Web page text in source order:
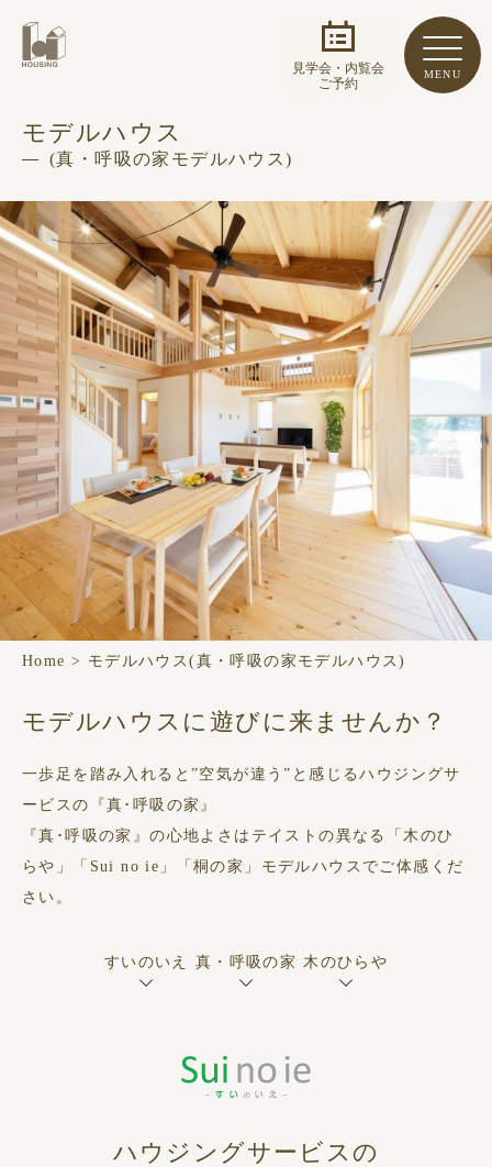
見学会・内覧会
ご予約
MENU
モデルハウス
(真・呼吸の家モデルハウス)
Home > モデルハウス(真・呼吸の家モデルハウス)
モデルハウスに遊びに来ませんか？
一歩足を踏み入れると”空気が違う”と感じるハウジングサ
ービスの『真･呼吸の家』
『真･呼吸の家』の心地よさはテイストの異なる「木のひ
らや」「Sui no ie」「桐の家」モデルハウスでご体感くだ
さい。
すいのいえ 真・呼吸の家 木のひらや
ハウジングサービスの